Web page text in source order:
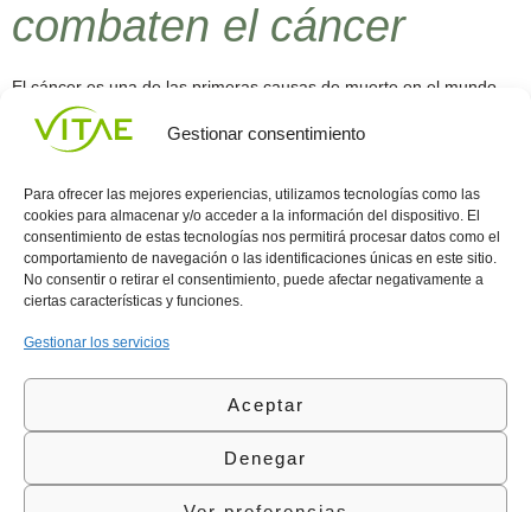
Gestionar consentimiento
Para ofrecer las mejores experiencias, utilizamos tecnologías como las
cookies para almacenar y/o acceder a la información del dispositivo. El
consentimiento de estas tecnologías nos permitirá procesar datos como el
comportamiento de navegación o las identificaciones únicas en este sitio.
No consentir o retirar el consentimiento, puede afectar negativamente a
ciertas características y funciones.
Gestionar los servicios
Aceptar
Denegar
combaten el cáncer
El cáncer es una de las primeras causas de muerte en el mundo,
así lo revela un estudio que señala que 8.2 millones de personas
fueron victimas de la enfermedad en el año 2012. Debido a los
especialistas estudian las propiedades de varios alimentos para
[…]
Conocenos
Vitae
l
Área
Política
de
Política
Calidad
(+34)
935
©Vitae Health Innovation S.L. Todos los derechos